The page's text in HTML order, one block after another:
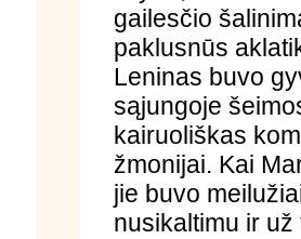
gailesčio
paklusnūs
Leninas buvo
sąjungoje
kairuoliškas
žmonijai. Kai
jie buvo
nusikaltimu ir